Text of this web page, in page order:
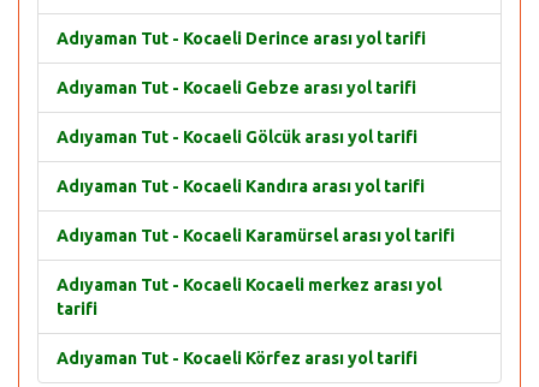
Adıyaman Tut - Kocaeli Derince arası yol tarifi
Adıyaman Tut - Kocaeli Gebze arası yol tarifi
Adıyaman Tut - Kocaeli Gölcük arası yol tarifi
Adıyaman Tut - Kocaeli Kandıra arası yol tarifi
Adıyaman Tut - Kocaeli Karamürsel arası yol tarifi
Adıyaman Tut - Kocaeli Kocaeli merkez arası yol
tarifi
Adıyaman Tut - Kocaeli Körfez arası yol tarifi